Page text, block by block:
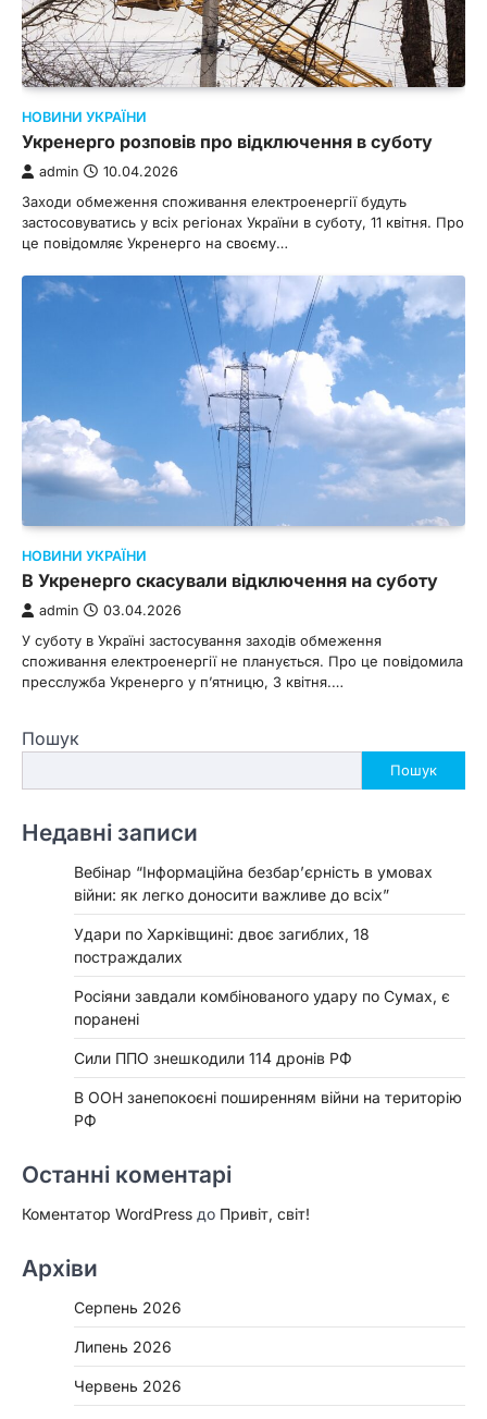
НОВИНИ УКРАЇНИ
Укренерго розповів про відключення в суботу
admin 10.04.2026
Заходи обмеження споживання електроенергії будуть
застосовуватись у всіх регіонах України в суботу, 11 квітня. Про
це повідомляє Укренерго на своєму…
НОВИНИ УКРАЇНИ
В Укренерго скасували відключення на суботу
admin 03.04.2026
У суботу в Україні застосування заходів обмеження
споживання електроенергії не планується. Про це повідомила
пресслужба Укренерго у п’ятницю, 3 квітня.…
Пошук
Пошук
Недавні записи
Вебінар “Інформаційна безбар’єрність в умовах
війни: як легко доносити важливе до всіх”
Удари по Харківщині: двоє загиблих, 18
постраждалих
Росіяни завдали комбінованого удару по Сумах, є
поранені
Сили ППО знешкодили 114 дронів РФ
В ООН занепокоєні поширенням війни на територію
РФ
Останні коментарі
Коментатор WordPress до Привіт, світ!
Архіви
Серпень 2026
Липень 2026
Червень 2026